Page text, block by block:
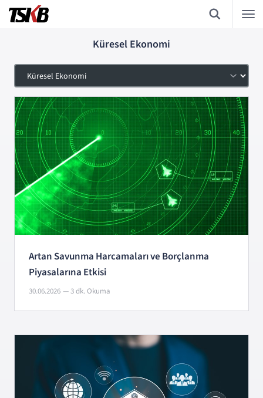
Küresel Ekonomi
Artan Savunma Harcamaları ve Borçlanma
Piyasalarına Etkisi
30.06.2026 — 3 dk. Okuma